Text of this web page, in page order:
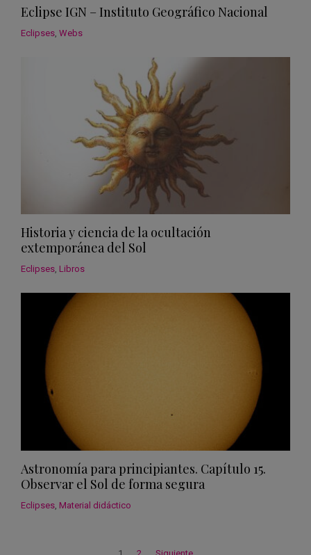
Eclipse IGN – Instituto Geográfico Nacional
Eclipses Webs
Historia y ciencia de la ocultación
extemporánea del Sol
Eclipses, Libros
Astronomía para principiantes. Capítulo 15.
Observar el Sol de forma segura
Eclipses, Material didáctico